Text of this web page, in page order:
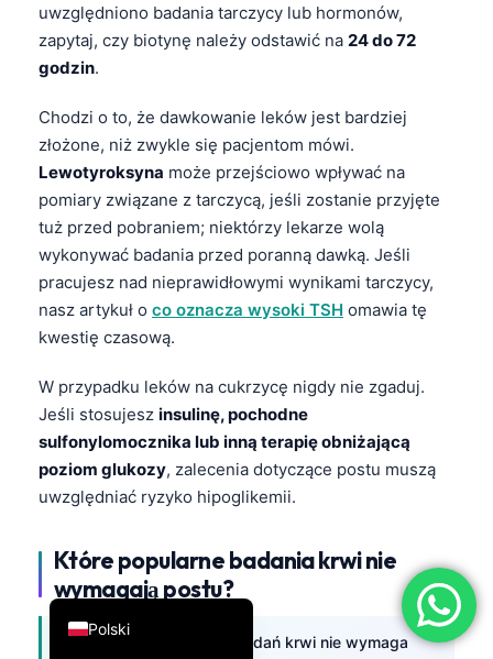
uwzględniono badania tarczycy lub hormonów,
zapytaj, czy biotynę należy odstawić na 24 do 72
godzin.
Chodzi o to, że dawkowanie leków jest bardziej
złożone, niż zwykle się pacjentom mówi.
Lewotyroksyna może przejściowo wpływać na
pomiary związane z tarczycą, jeśli zostanie przyjęte
tuż przed pobraniem; niektórzy lekarze wolą
wykonywać badania przed poranną dawką. Jeśli
pracujesz nad nieprawidłowymi wynikami tarczycy,
nasz artykuł o co oznacza wysoki TSH omawia tę
kwestię czasową.
W przypadku leków na cukrzycę nigdy nie zgaduj.
Jeśli stosujesz insulinę, pochodne
sulfonylomocznika lub inną terapię obniżającą
poziom glukozy, zalecenia dotyczące postu muszą
uwzględniać ryzyko hipoglikemii.
Które popularne badania krwi nie
wymagają postu?
Większość rutynowych badań krwi nie wymaga
Polski
English
Deutsch
Français
עִבְרִית
Italiano
Português
Ελληνικά
Türkçe
Română
简体中文
فارسی
Български
Nederlands
हिन्दी